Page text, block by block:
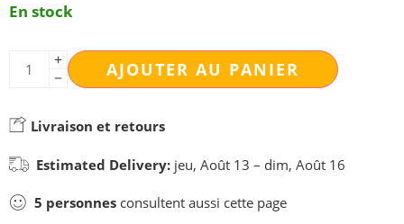
En stock
AJOUTER AU PANIER
Livraison et retours
Estimated Delivery: jeu, Août 13 – dim, Août 16
5 personnes consultent aussi cette page